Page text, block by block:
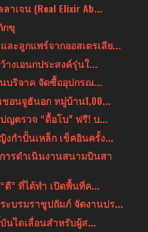
าเจน (Real Elixir Ab...
ขุ
ละลูกแพร์จากออสเตรเลีย...
างเอนกประสงค์รุ่นใ...
บริจาค จัดซื้ออุปกรณ...
อนจูฮันอก หมู่บ้าน1,00...
ญตรวจ “ดื้อโบ” ฟรี! บ...
กำปั้นเหล็ก เช็คอินครั้ง...
ารดำเนินงานสนามบินสา
” ที่ได้ทำ เปิดพื้นที่ค...
ะบรมราชูปถัมภ์ จัดงานปร...
นไดเลื่อนสำหรับผู้ส...